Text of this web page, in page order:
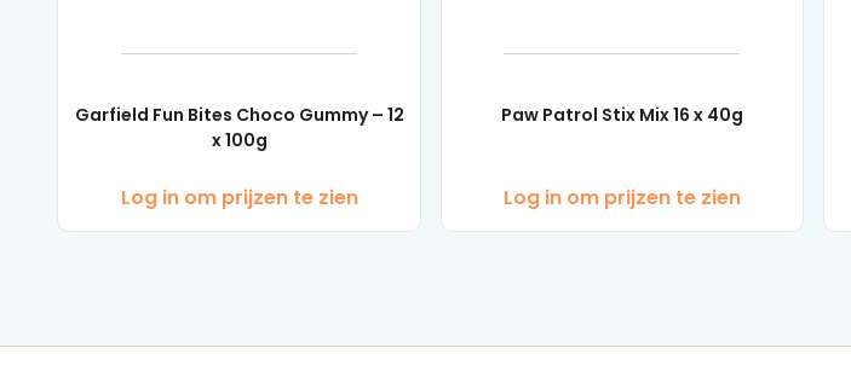
Garfield Fun Bites Choco Gummy – 12
x 100g
Log in om prijzen te zien
Paw Patrol Stix Mix 16 x 40g
Log in om prijzen te zien